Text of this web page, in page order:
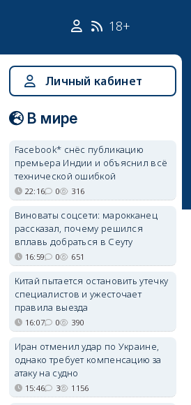
18+
Личный кабинет
В мире
Facebook* снёс публикацию
премьера Индии и объяснил всё
технической ошибкой
22:16 0 316
Виноваты соцсети: марокканец
рассказал, почему решился
вплавь добраться в Сеуту
16:59 0 651
Китай пытается остановить утечку
специалистов и ужесточает
правила выезда
16:07 0 390
Иран отменил удар по Украине,
однако требует компенсацию за
атаку на судно
15:46 3 1156